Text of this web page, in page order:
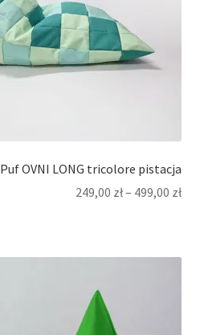
Puf OVNI LONG tricolore pistacja
249,00 zł– 499,00 zł